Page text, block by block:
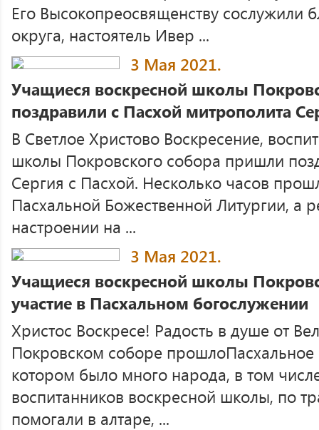
Его Высокопреосвященству сослужили
округа, настоятель Ивер ...
3 Мая 2021.
Учащиеся воскресной школы
поздравили с Пасхой митрополита
В Светлое Христово Воскресение,
школы Покровского собора пришли
Сергия с Пасхой. Несколько часов
Пасхальной Божественной Литургии, а
настроении на ...
3 Мая 2021.
Учащиеся воскресной школы
участие в Пасхальном богослужении
Христос Воскресе! Радость в душе от
Покровском соборе прошлоПасхальное
котором было много народа, в том
воспитанников воскресной школы, по
помогали в алтаре, ...